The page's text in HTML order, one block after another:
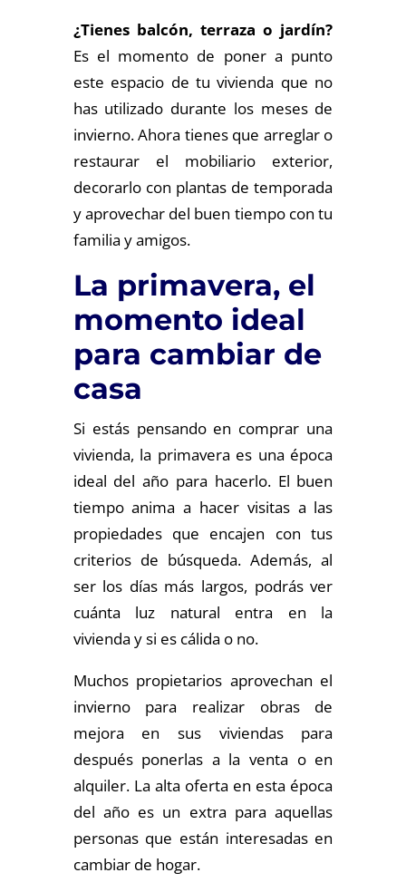
¿Tienes balcón, terraza o jardín?
Es el momento de poner a punto
este espacio de tu vivienda que no
has utilizado durante los meses de
invierno. Ahora tienes que arreglar o
restaurar el mobiliario exterior,
decorarlo con plantas de temporada
y aprovechar del buen tiempo con tu
familia y amigos.
La primavera, el
momento ideal
para cambiar de
casa
Si estás pensando en comprar una
vivienda, la primavera es una época
ideal del año para hacerlo. El buen
tiempo anima a hacer visitas a las
propiedades que encajen con tus
criterios de búsqueda. Además, al
ser los días más largos, podrás ver
cuánta luz natural entra en la
vivienda y si es cálida o no.
Muchos propietarios aprovechan el
invierno para realizar obras de
mejora en sus viviendas para
después ponerlas a la venta o en
alquiler. La alta oferta en esta época
del año es un extra para aquellas
personas que están interesadas en
cambiar de hogar.